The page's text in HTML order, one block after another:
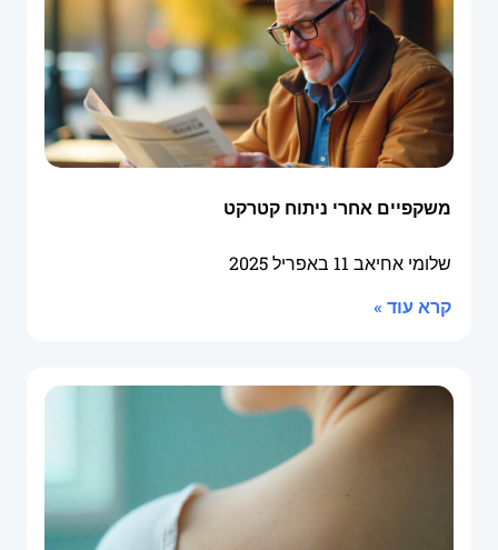
משקפיים אחרי ניתוח קטרקט
שלומי אחיאב 11 באפריל 2025
קרא עוד »